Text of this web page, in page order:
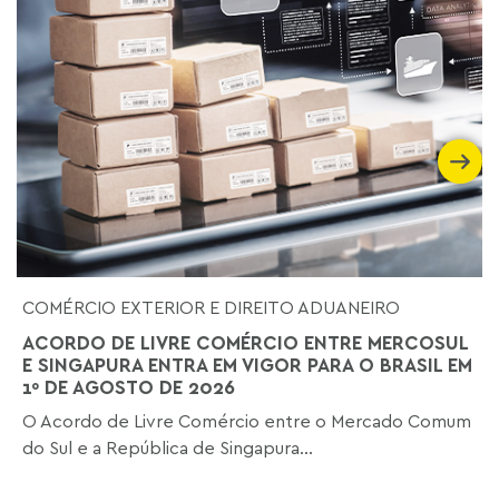
COMÉRCIO EXTERIOR E DIREITO ADUANEIRO
ACORDO DE LIVRE COMÉRCIO ENTRE MERCOSUL
E SINGAPURA ENTRA EM VIGOR PARA O BRASIL EM
1º DE AGOSTO DE 2026
O Acordo de Livre Comércio entre o Mercado Comum
do Sul e a República de Singapura...